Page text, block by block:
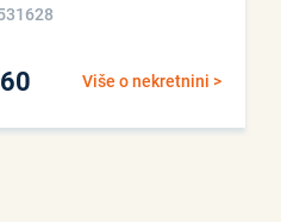
Više o nekretnini >